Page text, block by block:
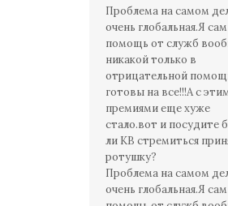
Проблема на самом
очень глобальная.Я
помощь от служб
никакой только в
отрицательной
готовы на все!!!А с
премиями еще хуже
стало.вот и посудите
ли КВ стремиться
ротушку?
Проблема на самом
очень глобальная.Я